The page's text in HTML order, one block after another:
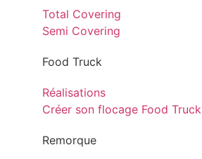
Total Covering
Semi Covering
Food Truck
Réalisations
Créer son flocage Food Truck
Remorque